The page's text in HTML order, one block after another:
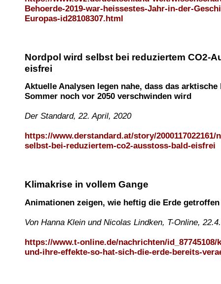
Behoerde-2019-war-heissestes-Jahr-in-der-
Europas-id28108307.html
Nordpol wird selbst bei reduziertem CO2-
eisfrei
Aktuelle Analysen legen nahe, dass das arktische
Sommer noch vor 2050 verschwinden wird
Der Standard, 22. April, 2020
https://www.derstandard.at/story/
selbst-bei-reduziertem-co2-ausstoss-bald-eisfrei
Klimakrise in vollem Gange
Animationen zeigen, wie heftig die Erde
Von Hanna Klein und Nicolas Lindken, T-Online,
https://www.t-online.de/nachrichten/id_87745108/
und-ihre-effekte-so-hat-sich-die-erde-bereits-